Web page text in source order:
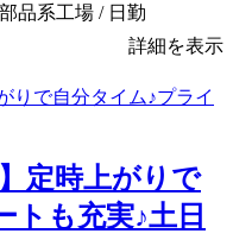
品系工場 / 日勤
詳細を表示
定時上がりで
トも充実♪土日